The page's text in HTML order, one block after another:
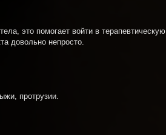
это помогает войти в
довольно непросто.
протрузии.